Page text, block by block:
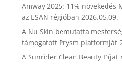
Amway 2025: 11% növekedés
az ESAN régióban 2026.05.09.
A Nu Skin bemutatta
támogatott Prysm platformját
A Sunrider Clean Beauty Díjat